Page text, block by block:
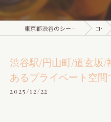
東京都渋谷のシーシャならami Luxury Bar & Shisha コラム
渋谷駅/円山町/道玄坂
あるプライベート空
2025/12/22